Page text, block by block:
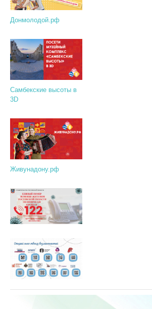
Донмолодой.рф
Самбекские высоты в
3D
Живунадону.рф